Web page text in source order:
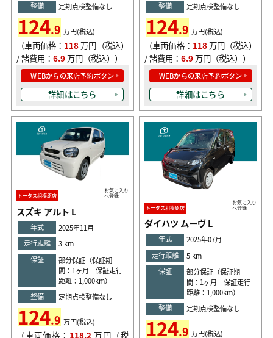
整備
定期点検整備なし
124.9 万円(税込)
（車両価格： 118万円（税込）
/ 諸費用：6.9万円（税込））
WEBからの来店予約ボタン
詳細はこちら
整備
定期点検整備なし
124.9 万円(税込)
（車両価格： 118万円（税込）
/ 諸費用：6.9万円（税込））
WEBからの来店予約ボタン
詳細はこちら
トータス相模原店
お気に入り
へ登録
スズキ アルト L
年式
2025年11月
走行距離
3 km
保証
部分保証（保証期
間：1ヶ月 保証走行
距離：1,000km）
整備
定期点検整備なし
124.9 万円(税込)
（車両価格： 118.2万円（税
トータス相模原店
お気に入り
へ登録
ダイハツ ムーヴ L
年式
2025年07月
走行距離
5 km
保証
部分保証（保証期
間：1ヶ月 保証走行
距離：1,000km）
整備
定期点検整備なし
124.9 万円(税込)